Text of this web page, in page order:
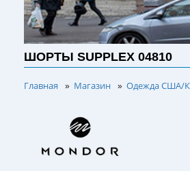
ШОРТЫ SUPPLEX 04810
Главная » Магазин » Одежда США/